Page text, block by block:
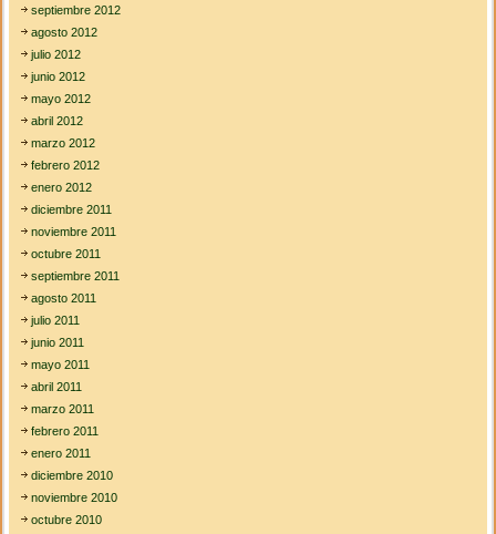
septiembre 2012
agosto 2012
julio 2012
junio 2012
mayo 2012
abril 2012
marzo 2012
febrero 2012
enero 2012
diciembre 2011
noviembre 2011
octubre 2011
septiembre 2011
agosto 2011
julio 2011
junio 2011
mayo 2011
abril 2011
marzo 2011
febrero 2011
enero 2011
diciembre 2010
noviembre 2010
octubre 2010